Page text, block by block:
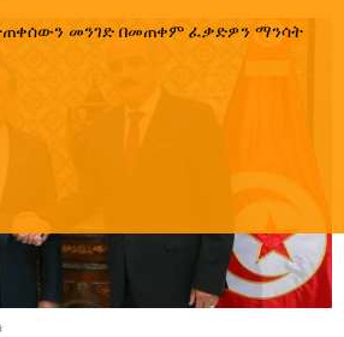
መንገድ በመጠቀም ፈቃድዎን ማንሳት